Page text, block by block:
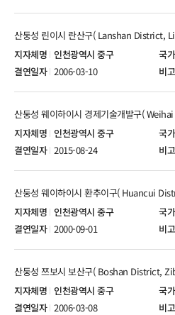
인천광역시 중구
2006-03-10
인천광역시 중구
2015-08-24
인천광역시 중구
2000-09-01
인천광역시 중구
2006-03-08